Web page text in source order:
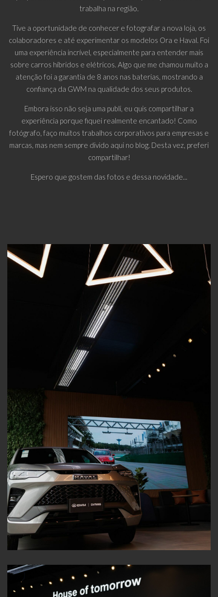
trabalha na região.
Tive a oportunidade de conhecer e fotografar a nova loja, os
colaboradores e até experimentar os modelos Ora e Haval. Foi
uma experiência incrível, especialmente para entender mais
sobre carros híbridos e elétricos. Algo que me chamou muito a
atenção foi a garantia de 8 anos nas baterias, mostrando a
confiança da GWM na qualidade dos seus produtos.
Embora isso não seja uma publi, eu quis compartilhar a
experiência porque fiquei realmente encantado! Como
fotógrafo, faço muitos trabalhos corporativos para empresas e
marcas, mas nem sempre divido aqui no blog. Desta vez, preferi
compartilhar!
Espero que gostem das fotos e dessa novidade...